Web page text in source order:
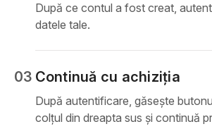
După ce contul a fost creat,
datele tale.
03 Continuă cu achiziția
După autentificare, găsește
colțul din dreapta sus și continuă